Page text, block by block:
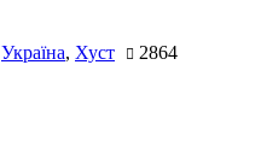
Україна, Хуст 2864